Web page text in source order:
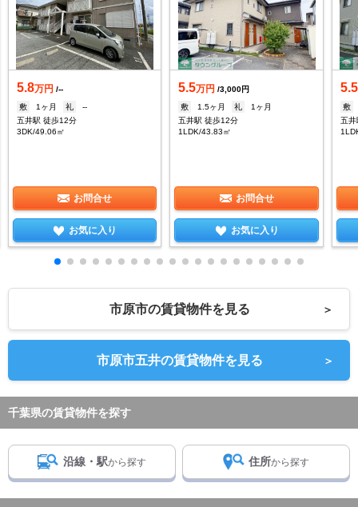
5.8万円 /--
敷
1ヶ月 礼
--
五井駅 徒歩12分
3DK/49.06㎡
お問合せ
お気に入り
5.5万円 /3,000円
敷
1.5ヶ月 礼
1ヶ月
五井駅 徒歩12分
1LDK/43.83㎡
お問合せ
お気に入り
5.5
敷
五
市原市の賃貸物件を見る ＞
市原市五井の賃貸物件を見る ＞
千葉県の賃貸物件を探す
沿線・駅から探す 住所から探す